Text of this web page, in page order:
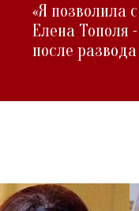
«Я позволила
Елена Тополя
после развода